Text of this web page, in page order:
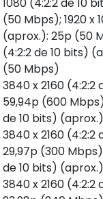
1080 (4:2:2 de 10
(50 Mbps); 1920 x
(aprox.): 25p (50
(4:2:2 de 10 bits)
(50 Mbps)
3840 x 2160
59,94p (600
de 10 bits)
3840 x 2160
29,97p (300
de 10 bits)
3840 x 2160